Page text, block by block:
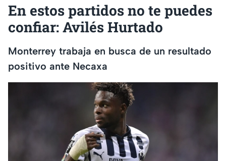
En estos partidos no te puedes
confiar: Avilés Hurtado
Monterrey trabaja en busca de un resultado
positivo ante Necaxa